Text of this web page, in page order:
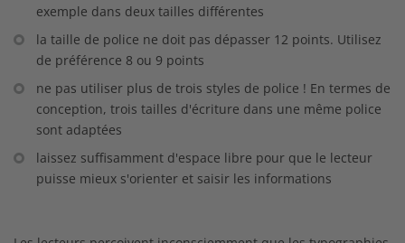
exemple dans deux tailles différentes
la taille de police ne doit pas dépasser 12 points. Utilisez
de préférence 8 ou 9 points
ne pas utiliser plus de trois styles de police ! En termes de
conception, trois tailles d'écriture dans une même police
sont adaptées
laissez suffisamment d'espace libre pour que le lecteur
puisse mieux s'orienter et saisir les informations